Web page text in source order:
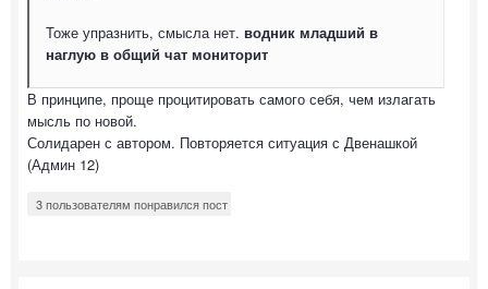
Тоже упразнить, смысла нет. водник младший в
наглую в общий чат мониторит
В принципе, проще процитировать самого себя, чем излагать
мысль по новой.
Солидарен с автором. Повторяется ситуация с Двенашкой
(Админ 12)
3 пользователям понравился пост